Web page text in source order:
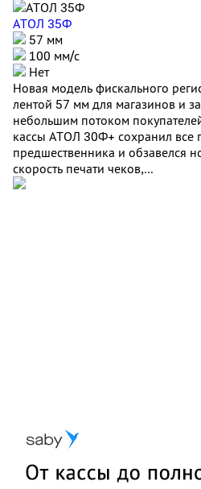
АТОЛ 35Ф
57 мм
100 мм/с
Нет
Новая модель фискального
лентой 57 мм для магазинов и
небольшим потоком
кассы АТОЛ 30Ф+ сохранил все
предшественника и обзавелся
скорость печати чеков,...